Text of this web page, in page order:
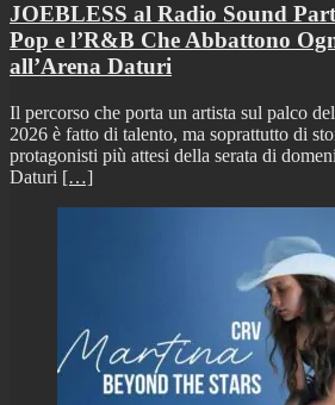
JOEBLESS al Radio Sound
Pop e l’R&B Che Abbattono
all’Arena Daturi
Il percorso che porta un artista sul palco
2026 è fatto di talento, ma soprattutto di
protagonisti più attesi della serata di
Daturi […]